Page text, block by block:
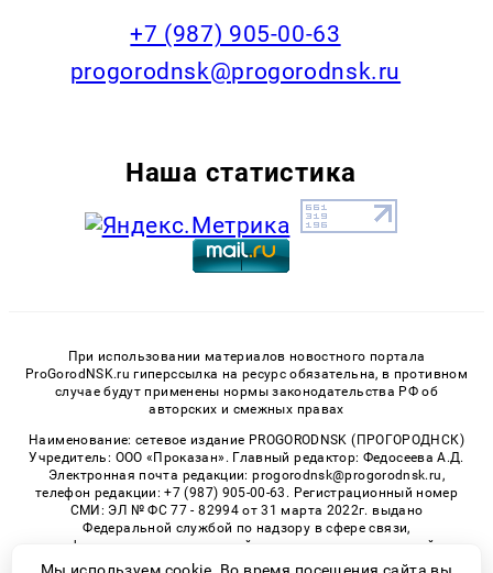
+7 (987) 905-00-63
progorodnsk@progorodnsk.ru
Наша статистика
При использовании материалов новостного портала
ProGorodNSK.ru гиперссылка на ресурс обязательна, в противном
случае будут применены нормы законодательства РФ об
авторских и смежных правах
Наименование: сетевое издание PROGORODNSK (ПРОГОРОДНСК)
Учредитель: ООО «Проказан». Главный редактор: Федосеева А.Д.
Электронная почта редакции: progorodnsk@progorodnsk.ru,
телефон редакции: +7 (987) 905-00-63. Регистрационный номер
СМИ: ЭЛ № ФС 77 - 82994 от 31 марта 2022г. выдано
Федеральной службой по надзору в сфере связи,
информационных технологий и массовых коммуникаций.
Возрастная категория сайта 16+.